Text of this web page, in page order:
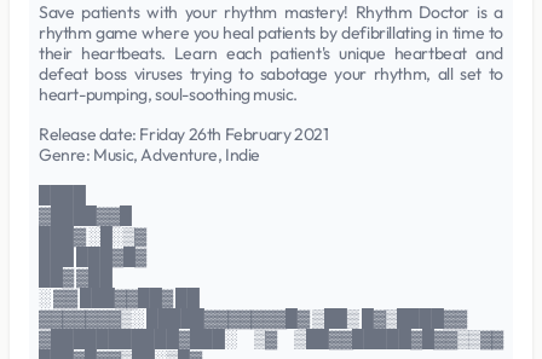
Save patients with your rhythm mastery! Rhythm Doctor is a
rhythm game where you heal patients by defibrillating in time to
their heartbeats. Learn each patient's unique heartbeat and
defeat boss viruses trying to sabotage your rhythm, all set to
heart-pumping, soul-soothing music.
Release date: Friday 26th February 2021
Genre: Music, Adventure, Indie
▓████▓▓█
███▓ ░█░▒▓
███ ███▓█▓
██▓ ▓██
░ ▓▓ ███▓▓██▓ ██
▓▓▓▓▓▓▓▒░ █████▓▓▓▓▓▓▓█▓ ▒██▒ █▓▒████▓▓
▓███████████▓███░ ▒▓ ▒██▓▓█████▓█▓▓▒▒▓▓